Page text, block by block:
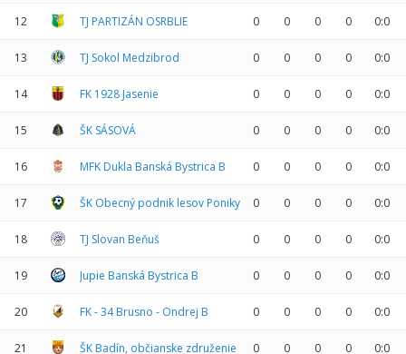
12 TJ PARTIZÁN OSRBLIE 0 0 0 0 0:0
13 TJ Sokol Medzibrod 0 0 0 0 0:0
14 FK 1928 Jasenie 0 0 0 0 0:0
15 ŠK SÁSOVÁ 0 0 0 0 0:0
16 MFK Dukla Banská Bystrica B 0 0 0 0 0:0
17 ŠK Obecný podnik lesov Poniky 0 0 0 0 0:0
18 TJ Slovan Beňuš 0 0 0 0 0:0
19 Jupie Banská Bystrica B 0 0 0 0 0:0
20 FK - 34 Brusno - Ondrej B 0 0 0 0 0:0
21 ŠK Badín, občianske združenie 0 0 0 0 0:0